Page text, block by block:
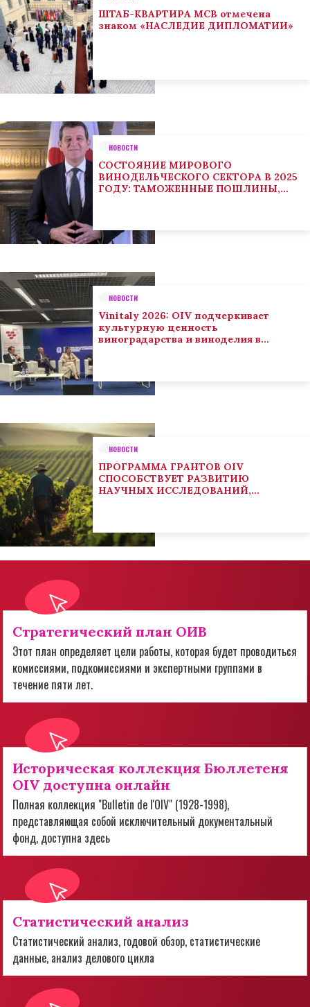
ШТАБ-КВАРТИРА МСВ отмечена
знаком «НАСЛЕДИЕ ДИПЛОМАТИИ»
НОВОСТИ
СОСТОЯНИЕ МИРОВОГО
ВИНОДЕЛЬЧЕСКОГО СЕКТОРА В 2025
ГОДУ: ТАМОЖЕННЫЕ ПОШЛИНЫ,
НОВОСТИ
Vinitaly 2026: OIV подчеркивает
культурную ценность
виноградарства и виноделия в
НОВОСТИ
ПРОГРАММА ГРАНТОВ OIV
СПОСОБСТВУЕТ РАЗВИТИЮ
НАУЧНЫХ ИССЛЕДОВАНИЙ,
Стратегический план ОИВ
Этот план определяет цели работы, которая будет проводиться
комиссиями, подкомиссиями и экспертными группами в
течение пяти лет.
Историческая коллекция Бюллетеня
OIV доступна онлайн
Полная коллекция "Bulletin de l'OIV" (1928-1998),
представляющая собой исключительный документальный
фонд, доступна здесь
Статистический анализ
Статистический анализ, годовой обзор, статистические
данные, анализ делового цикла